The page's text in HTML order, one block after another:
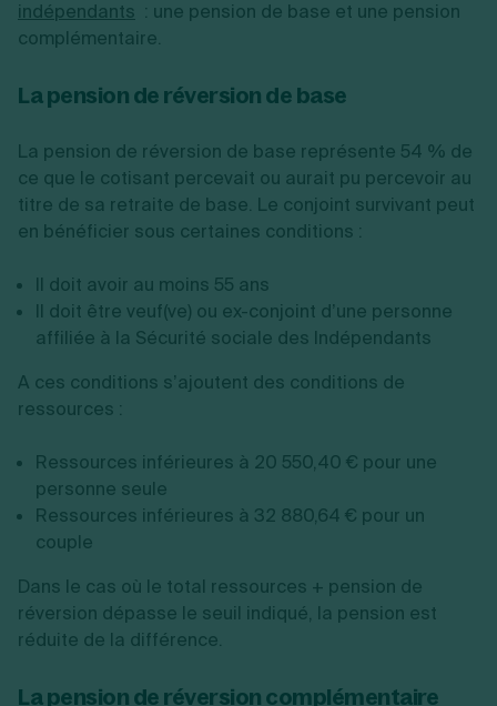
indépendants : une pension de base et une pension
complémentaire.
La pension de réversion de base
La pension de réversion de base représente 54 % de
ce que le cotisant percevait ou aurait pu percevoir au
titre de sa retraite de base. Le conjoint survivant peut
en bénéficier sous certaines conditions :
Il doit avoir au moins 55 ans
Il doit être veuf(ve) ou ex-conjoint d’une personne
affiliée à la Sécurité sociale des Indépendants
A ces conditions s’ajoutent des conditions de
ressources :
Ressources inférieures à 20 550,40 € pour une
personne seule
Ressources inférieures à 32 880,64 € pour un
couple
Dans le cas où le total ressources + pension de
réversion dépasse le seuil indiqué, la pension est
réduite de la différence.
La pension de réversion complémentaire